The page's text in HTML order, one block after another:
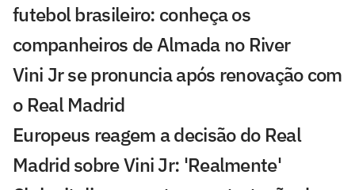
futebol brasileiro: conheça os
companheiros de Almada no River
Vini Jr se pronuncia após renovação com
o Real Madrid
Europeus reagem a decisão do Real
Madrid sobre Vini Jr: 'Realmente'